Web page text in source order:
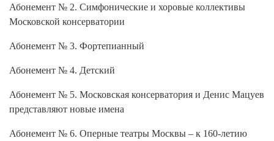
Абонемент № 2. Симфонические и хоровые коллективы
Московской консерватории
Абонемент № 3. Фортепианный
Абонемент № 4. Детский
Абонемент № 5. Московская консерватория и Денис Мацуев
представляют новые имена
Абонемент № 6. Оперные театры Москвы – к 160-летию